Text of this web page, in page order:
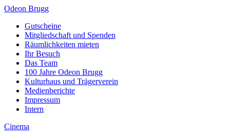
Odeon Brugg
Gutscheine
Mitgliedschaft und Spenden
Räumlichkeiten mieten
Ihr Besuch
Das Team
100 Jahre Odeon Brugg
Kulturhaus und Trägerverein
Medienberichte
Impressum
Intern
Cinema